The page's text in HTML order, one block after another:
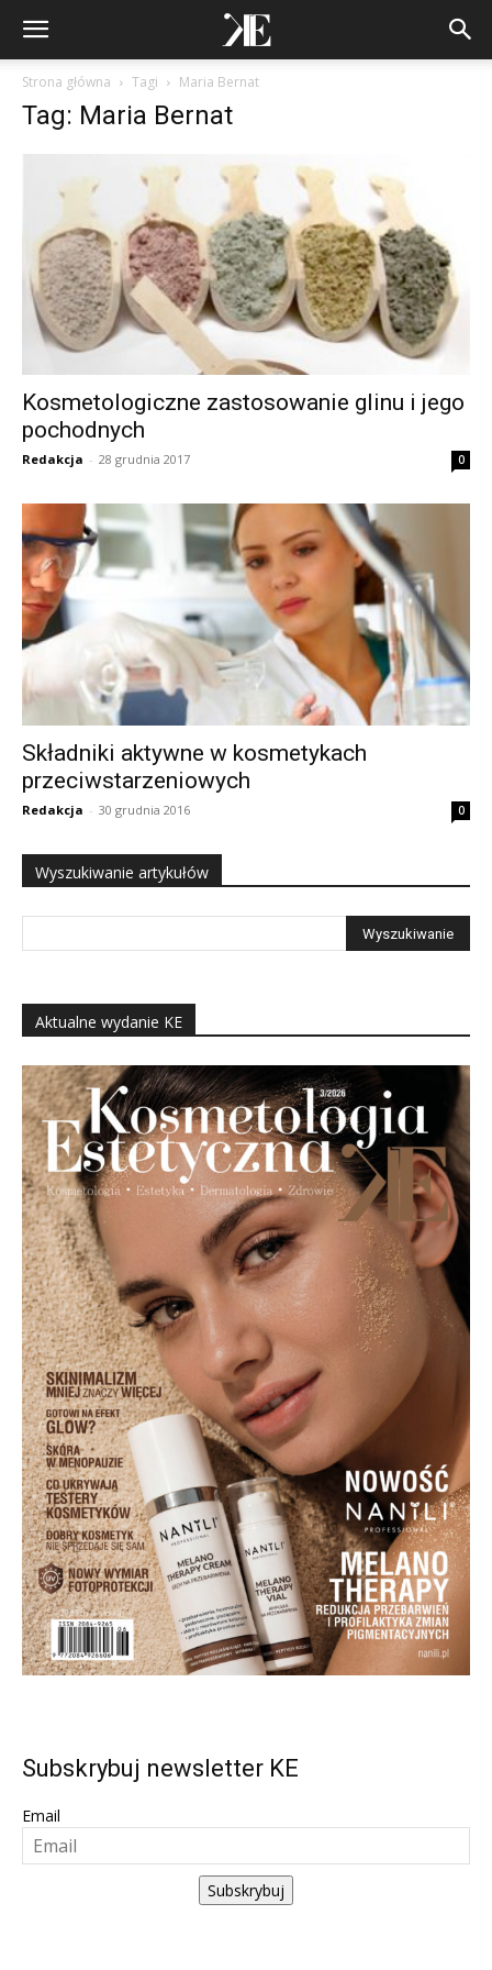
Strona główna Tagi Maria Bernat
Tag: Maria Bernat
Kosmetologiczne zastosowanie glinu i jego
pochodnych
Redakcja - 28 grudnia 2017 0
Składniki aktywne w kosmetykach
przeciwstarzeniowych
Redakcja - 30 grudnia 2016 0
Wyszukiwanie artykułów
Aktualne wydanie KE
Subskrybuj newsletter KE
Email
Subskrybuj